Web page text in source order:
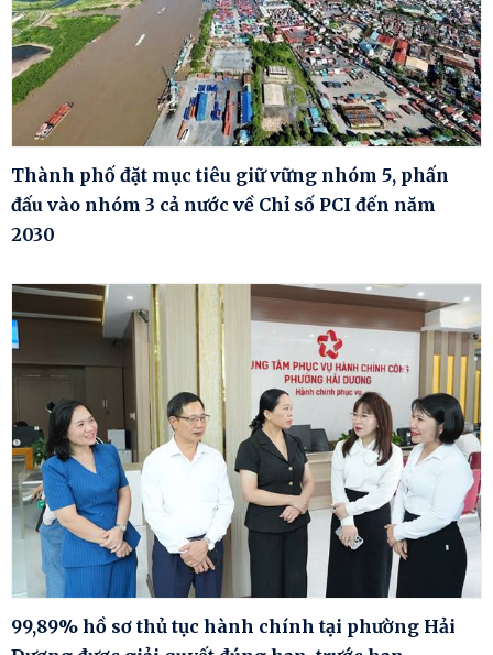
Thành phố đặt mục tiêu giữ vững nhóm 5, phấn
đấu vào nhóm 3 cả nước về Chỉ số PCI đến năm
2030
99,89% hồ sơ thủ tục hành chính tại phường Hải